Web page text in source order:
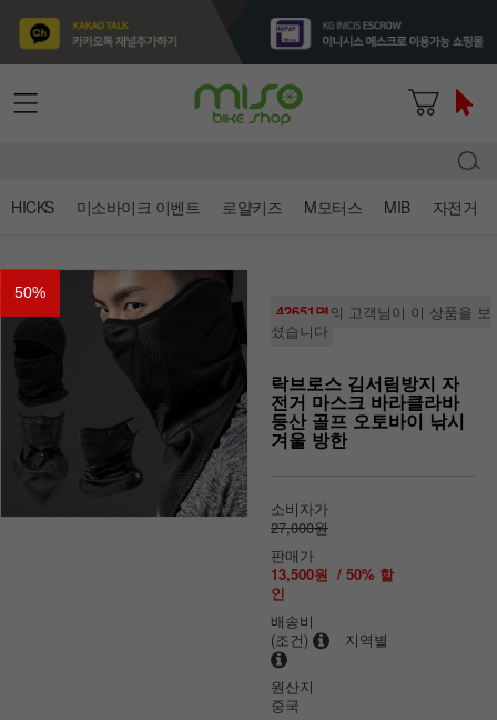
HICKS 미소바이크 이벤트 로얄키즈 M모터스 MIB 자전거
50%
42651명의 고객님이 이 상품을 보
셨습니다
락브로스 김서림방지 자
전거 마스크 바라클라바
등산 골프 오토바이 낚시
겨울 방한
소비자가
27,000원
판매가
13,500원 / 50% 할
인
배송비
(조건)
지역별
원산지
중국